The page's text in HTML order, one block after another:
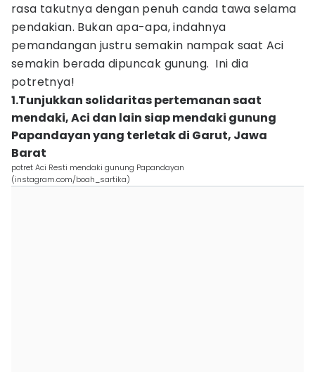
rasa takutnya dengan penuh canda tawa selama
pendakian. Bukan apa-apa, indahnya
pemandangan justru semakin nampak saat Aci
semakin berada dipuncak gunung. Ini dia
potretnya!
1.Tunjukkan solidaritas pertemanan saat
mendaki, Aci dan lain siap mendaki gunung
Papandayan yang terletak di Garut, Jawa
Barat
potret Aci Resti mendaki gunung Papandayan
(instagram.com/boah_sartika)